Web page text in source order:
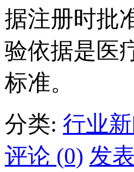
据注册时批
验依据是医
标准。
分类: 行业
评论 (0) 发